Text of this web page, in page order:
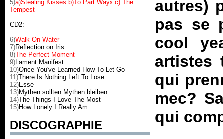
5)a)Stealing Kisses b)To Part Ways c) The
Tempest
CD2:
6)Walk On Water
7)Reflection on Iris
8)The Perfect Moment
9)Lament Manifest
10)Once You've Learned How To Let Go
11)There Is Nothing Left To Lose
12)Esse
13)Mythen sollten Mythen bleiben
14)The Things I Love The Most
15)How Lonely I Really Am
DISCOGRAPHIE
autres)
pas se
cool
artistes
qui
mec?
qui